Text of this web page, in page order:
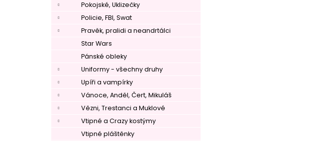
Pokojské, Uklizečky
Policie, FBI, Swat
Pravěk, pralidi a neandrtálci
Star Wars
Pánské obleky
Uniformy - všechny druhy
Upíři a vampírky
Vánoce, Anděl, Čert, Mikuláš
Vězni, Trestanci a Muklové
Vtipné a Crazy kostýmy
Vtipné pláštěnky